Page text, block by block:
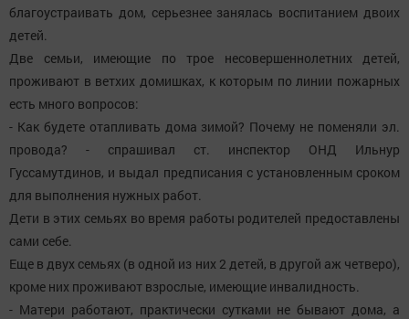
благоустраивать дом, серьезнее занялась воспитанием двоих
детей.
Две семьи, имеющие по трое несовершеннолетних детей,
проживают в ветхих домишках, к которым по линии пожарных
есть много вопросов:
- Как будете отапливать дома зимой? Почему не поменяли эл.
провода? - спрашивал ст. инспектор ОНД Ильнур
Гуссамутдинов, и выдал предписания с установленным сроком
для выполнения нужных работ.
Дети в этих семьях во время работы родителей предоставлены
сами себе.
Еще в двух семьях (в одной из них 2 детей, в другой аж четверо),
кроме них проживают взрослые, имеющие инвалидность.
- Матери работают, практически сутками не бывают дома, а